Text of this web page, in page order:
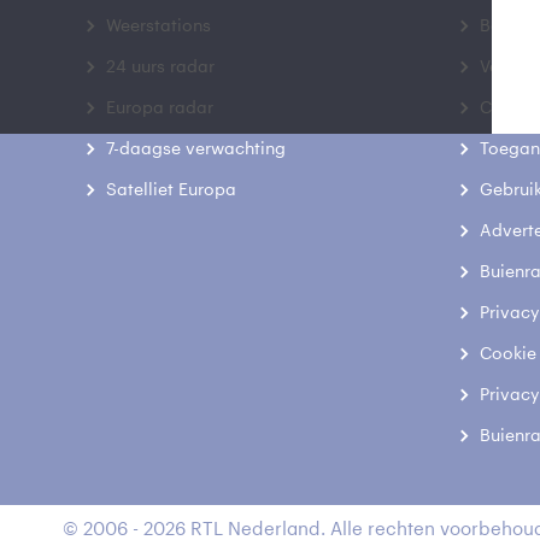
Weerstations
24 uurs radar
Europa radar
7-daagse verwachting
Satelliet Europa
Contact
© 2006 - 2026 RTL Nederland. Alle rechten